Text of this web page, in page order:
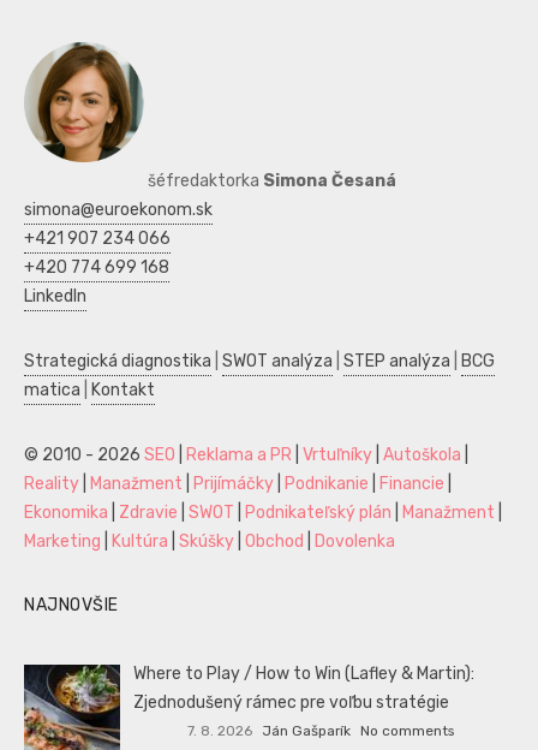
šéfredaktorka Simona Česaná
simona@euroekonom.sk
+421 907 234 066
+420 774 699 168
LinkedIn
Strategická diagnostika SWOT analýza STEP analýza
BCG
matica
Kontakt
© 2010 - 2026 SEO Reklama a PR Vrtuľníky Autoškola
Reality
Manažment Prijímáčky Podnikanie Financie
Ekonomika
Zdravie SWOT Podnikateľský plán Manažment
Marketing
Kultúra Skúšky Obchod Dovolenka
NAJNOVŠIE
Where to Play / How to Win (Lafley & Martin):
Zjednodušený rámec pre voľbu stratégie
7. 8. 2026 Ján Gašparík No comments